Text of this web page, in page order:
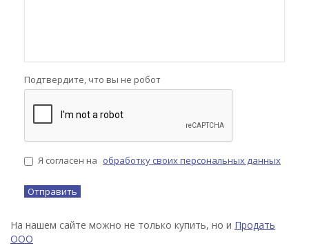
Подтвердите, что вы не робот
Я согласен на обработку своих персональных данных
На нашем сайте можно не только купить, но и Продать
ООО